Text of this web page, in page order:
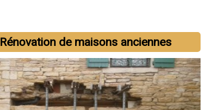
Rénovation de maisons anciennes